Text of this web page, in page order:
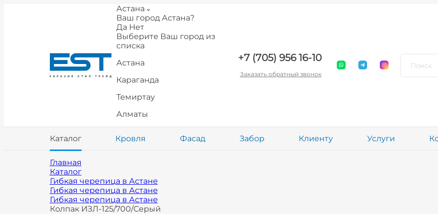
Астана
Ваш город Астана?
Да Нет
Выберите Ваш город из
списка
Астана
Караганда
Темиртау
Алматы
+7 (705) 956 16-10
Заказать обратный звонок
Каталог Кровля Фасад Забор Клиенту Услуги
Главная
Каталог
Гибкая черепица в Астане
Гибкая черепица в Астане
Гибкая черепица в Астане
Колпак ИЗЛ-125/700/Серый